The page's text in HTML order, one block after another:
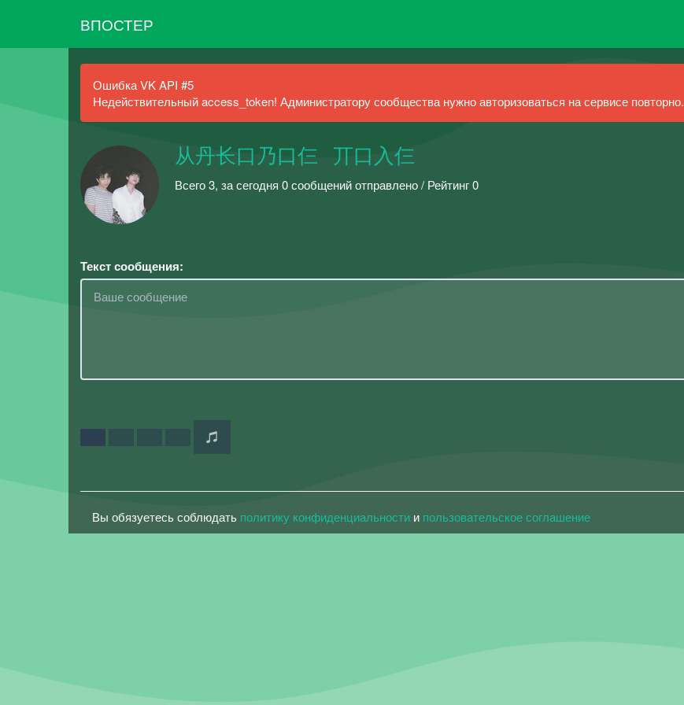
ВПОСТЕР
Ошибка VK API #5
Недействительный access_token! Администратору сообщества нужно авторизоваться на сервисе повторно.
从丹⻓口乃口仨⠀丌口入仨
Всего 3, за сегодня 0 сообщений отправлено / Рейтинг 0
Текст сообщения:
Вы обязуетесь соблюдать политику конфиденциальности и пользовательское соглашение